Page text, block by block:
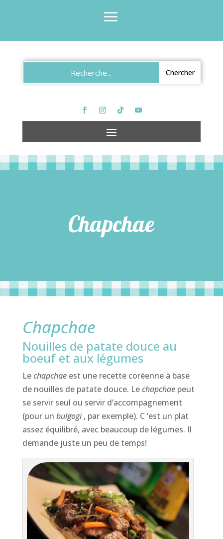
Chapchae
Chapchae
Nouilles de patate douce au
boeuf et aux légumes
Lechapchaeest une recette coréenne à base
de nouilles de patate douce. Lechapchae peut
se servir seul ou servir d’accompagnement
(pour un bulgogi, par exemple). C ‘est un plat
assez équilibré, avec beaucoup de légumes. Il
demande juste un peu de temps!